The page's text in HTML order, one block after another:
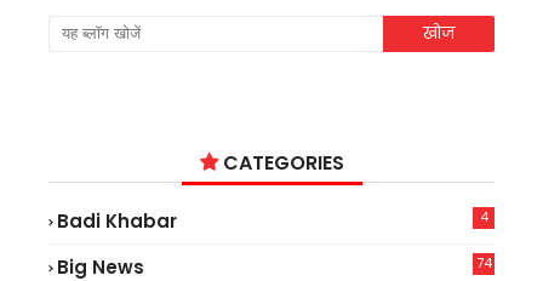
CATEGORIES
Badi Khabar 4
Big News
74